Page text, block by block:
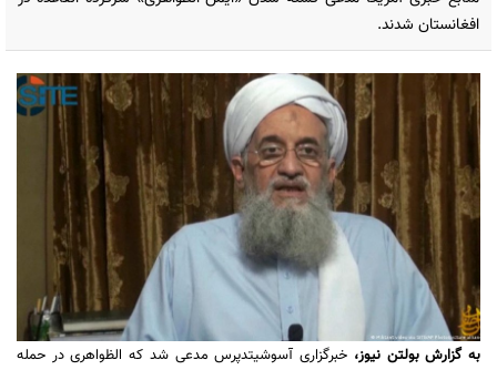
افغانستان شدند.
به گزارشبولتن نیوز، خبرگزاری آسوشیتدپرس مدعی شد که الظواهری در حمله